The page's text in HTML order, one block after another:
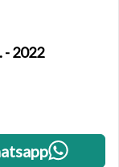
- 2022